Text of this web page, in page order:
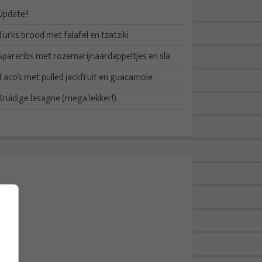
brood met falafel en tzatziki
met rozemarijnaardappeltjes en sla
met pulled jackfruit en guacamole
lasagne (mega lekker!)